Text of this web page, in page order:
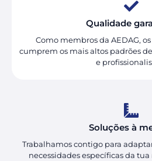
Soluções à
Trabalhamos contigo para
necessidades específicas da
Qualidade
Como membros da AEDAG,
cumprem os mais altos padrões
e